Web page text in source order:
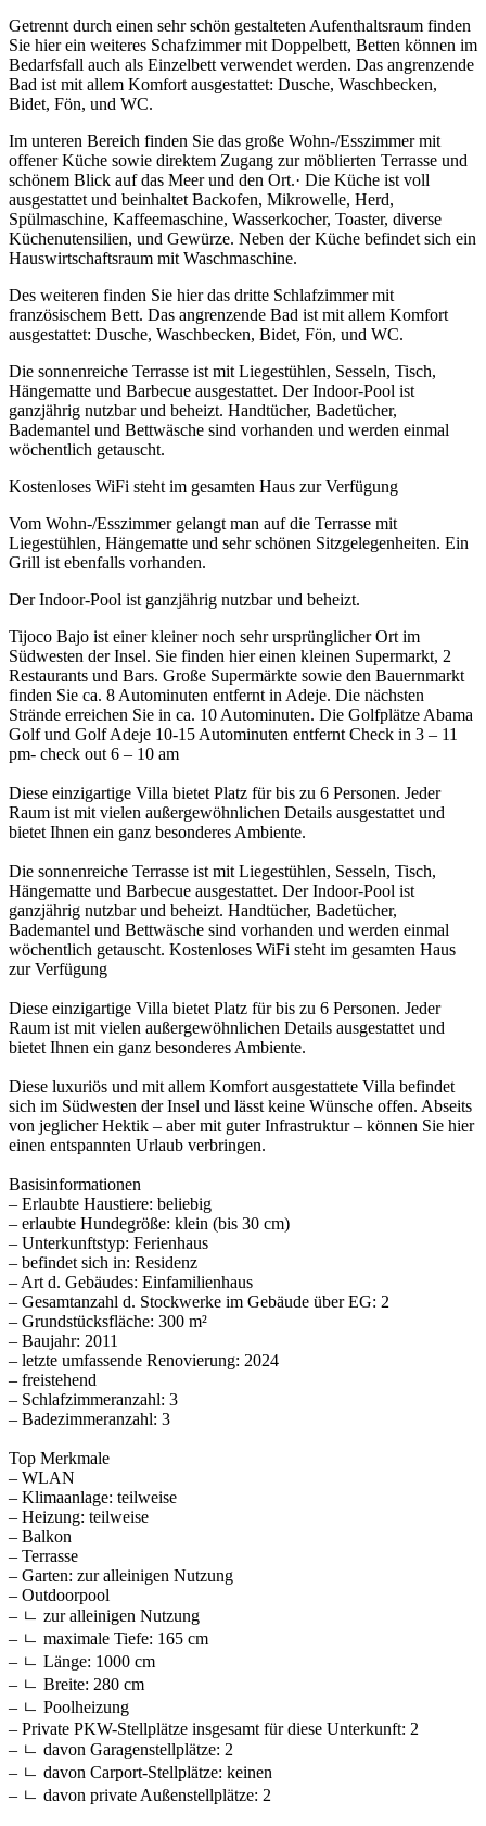
Getrennt durch einen sehr schön gestalteten Aufenthaltsraum finden
Sie hier ein weiteres Schafzimmer mit Doppelbett, Betten können im
Bedarfsfall auch als Einzelbett verwendet werden. Das angrenzende
Bad ist mit allem Komfort ausgestattet: Dusche, Waschbecken,
Bidet, Fön, und WC.
Im unteren Bereich finden Sie das große Wohn-/Esszimmer mit
offener Küche sowie direktem Zugang zur möblierten Terrasse und
schönem Blick auf das Meer und den Ort.· Die Küche ist voll
ausgestattet und beinhaltet Backofen, Mikrowelle, Herd,
Spülmaschine, Kaffeemaschine, Wasserkocher, Toaster, diverse
Küchenutensilien, und Gewürze. Neben der Küche befindet sich ein
Hauswirtschaftsraum mit Waschmaschine.
Des weiteren finden Sie hier das dritte Schlafzimmer mit
französischem Bett. Das angrenzende Bad ist mit allem Komfort
ausgestattet: Dusche, Waschbecken, Bidet, Fön, und WC.
Die sonnenreiche Terrasse ist mit Liegestühlen, Sesseln, Tisch,
Hängematte und Barbecue ausgestattet. Der Indoor-Pool ist
ganzjährig nutzbar und beheizt. Handtücher, Badetücher,
Bademantel und Bettwäsche sind vorhanden und werden einmal
wöchentlich getauscht.
Kostenloses WiFi steht im gesamten Haus zur Verfügung
Vom Wohn-/Esszimmer gelangt man auf die Terrasse mit
Liegestühlen, Hängematte und sehr schönen Sitzgelegenheiten. Ein
Grill ist ebenfalls vorhanden.
Der Indoor-Pool ist ganzjährig nutzbar und beheizt.
Tijoco Bajo ist einer kleiner noch sehr ursprünglicher Ort im
Südwesten der Insel. Sie finden hier einen kleinen Supermarkt, 2
Restaurants und Bars. Große Supermärkte sowie den Bauernmarkt
finden Sie ca. 8 Autominuten entfernt in Adeje. Die nächsten
Strände erreichen Sie in ca. 10 Autominuten. Die Golfplätze Abama
Golf und Golf Adeje 10-15 Autominuten entfernt Check in 3 – 11
pm- check out 6 – 10 am
Diese einzigartige Villa bietet Platz für bis zu 6 Personen. Jeder
Raum ist mit vielen außergewöhnlichen Details ausgestattet und
bietet Ihnen ein ganz besonderes Ambiente.
Die sonnenreiche Terrasse ist mit Liegestühlen, Sesseln, Tisch,
Hängematte und Barbecue ausgestattet. Der Indoor-Pool ist
ganzjährig nutzbar und beheizt. Handtücher, Badetücher,
Bademantel und Bettwäsche sind vorhanden und werden einmal
wöchentlich getauscht. Kostenloses WiFi steht im gesamten Haus
zur Verfügung
Diese einzigartige Villa bietet Platz für bis zu 6 Personen. Jeder
Raum ist mit vielen außergewöhnlichen Details ausgestattet und
bietet Ihnen ein ganz besonderes Ambiente.
Diese luxuriös und mit allem Komfort ausgestattete Villa befindet
sich im Südwesten der Insel und lässt keine Wünsche offen. Abseits
von jeglicher Hektik – aber mit guter Infrastruktur – können Sie hier
einen entspannten Urlaub verbringen.
Basisinformationen
– Erlaubte Haustiere: beliebig
– erlaubte Hundegröße: klein (bis 30 cm)
– Unterkunftstyp: Ferienhaus
– befindet sich in: Residenz
– Art d. Gebäudes: Einfamilienhaus
– Gesamtanzahl d. Stockwerke im Gebäude über EG: 2
– Grundstücksfläche: 300 m²
– Baujahr: 2011
– letzte umfassende Renovierung: 2024
– freistehend
– Schlafzimmeranzahl: 3
– Badezimmeranzahl: 3
Top Merkmale
– WLAN
– Klimaanlage: teilweise
– Heizung: teilweise
– Balkon
– Terrasse
– Garten: zur alleinigen Nutzung
– Outdoorpool
– ㄴ zur alleinigen Nutzung
– ㄴ maximale Tiefe: 165 cm
– ㄴ Länge: 1000 cm
– ㄴ Breite: 280 cm
– ㄴ Poolheizung
– Private PKW-Stellplätze insgesamt für diese Unterkunft: 2
– ㄴ davon Garagenstellplätze: 2
– ㄴ davon Carport-Stellplätze: keinen
– ㄴ davon private Außen­stellplätze: 2